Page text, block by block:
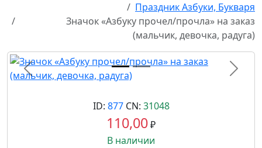
Праздник Азбуки, Букваря
Значок «Азбуку прочел/прочла» на заказ
(мальчик, девочка, радуга)
Назад
ID: 877CN: 31048
110,00₽
В наличии